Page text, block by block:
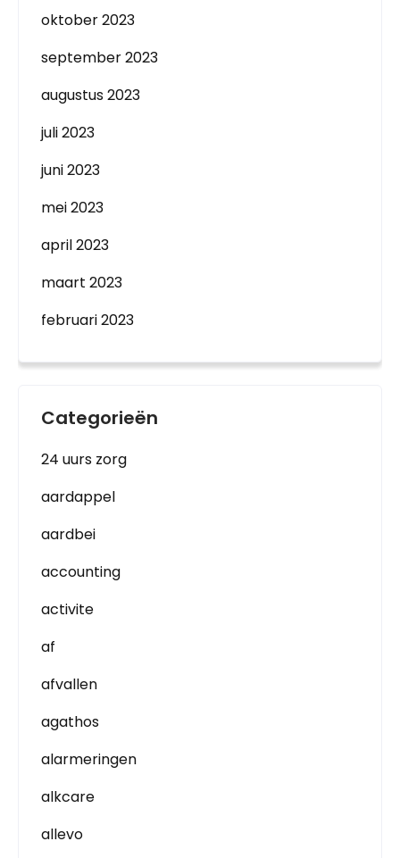
oktober 2023
september 2023
augustus 2023
juli 2023
juni 2023
mei 2023
april 2023
maart 2023
februari 2023
Categorieën
24 uurs zorg
aardappel
aardbei
accounting
activite
af
afvallen
agathos
alarmeringen
alkcare
allevo